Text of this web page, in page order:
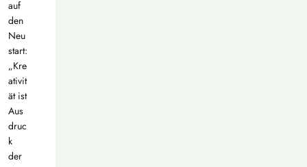
auf
den
Neu
start:
„Kre
ativit
ät ist
Aus
druc
k
der